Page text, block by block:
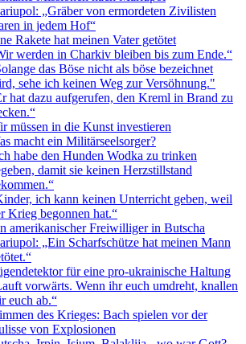
„Gräber von ermordeten Zivilisten
in jedem Hof“
Rakete hat meinen Vater getötet
werden in Charkiv bleiben bis zum Ende.“
das Böse nicht als böse bezeichnet
sehe ich keinen Weg zur Versöhnung."
hat dazu aufgerufen, den Kreml in Brand zu
müssen in die Kunst investieren
macht ein Militärseelsorger?
habe den Hunden Wodka zu trinken
damit sie keinen Herzstillstand
ich kann keinen Unterricht geben, weil
Krieg begonnen hat.“
amerikanischer Freiwilliger in Butscha
„Ein Scharfschütze hat meinen Mann
für eine pro-ukrainische Haltung
vorwärts. Wenn ihr euch umdreht, knallen
euch ab.“
des Krieges: Bach spielen vor der
von Explosionen